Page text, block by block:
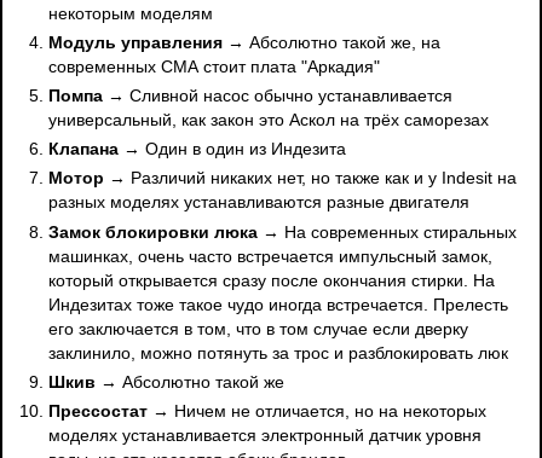
некоторым моделям
Модуль управления → Абсолютно такой же, на
современных СМА стоит плата "Аркадия"
Помпа → Сливной насос обычно устанавливается
универсальный, как закон это Аскол на трёх саморезах
Клапана → Один в один из Индезита
Мотор → Различий никаких нет, но также как и у Indesit на
разных моделях устанавливаются разные двигателя
Замок блокировки люка → На современных стиральных
машинках, очень часто встречается импульсный замок,
который открывается сразу после окончания стирки. На
Индезитах тоже такое чудо иногда встречается. Прелесть
его заключается в том, что в том случае если дверку
заклинило, можно потянуть за трос и разблокировать люк
Шкив → Абсолютно такой же
Прессостат → Ничем не отличается, но на некоторых
моделях устанавливается электронный датчик уровня